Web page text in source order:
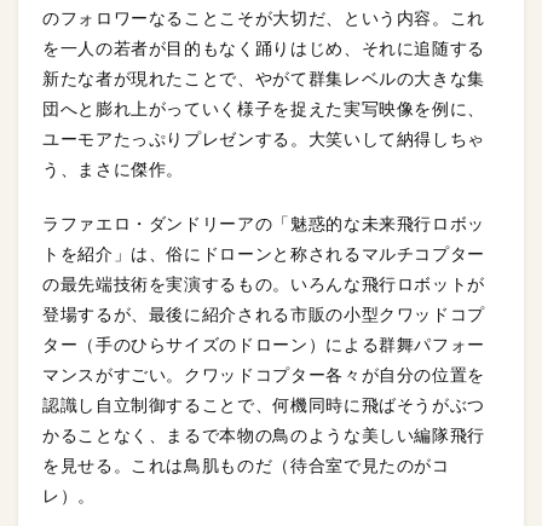
のフォロワーなることこそが大切だ、という内容。これ
を一人の若者が目的もなく踊りはじめ、それに追随する
新たな者が現れたことで、やがて群集レベルの大きな集
団へと膨れ上がっていく様子を捉えた実写映像を例に、
ユーモアたっぷりプレゼンする。大笑いして納得しちゃ
う、まさに傑作。
ラファエロ・ダンドリーアの「魅惑的な未来飛行ロボッ
トを紹介」は、俗にドローンと称されるマルチコプター
の最先端技術を実演するもの。いろんな飛行ロボットが
登場するが、最後に紹介される市販の小型クワッドコプ
ター（手のひらサイズのドローン）による群舞パフォー
マンスがすごい。クワッドコプター各々が自分の位置を
認識し自立制御することで、何機同時に飛ばそうがぶつ
かることなく、まるで本物の鳥のような美しい編隊飛行
を見せる。これは鳥肌ものだ（待合室で見たのがコ
レ）。